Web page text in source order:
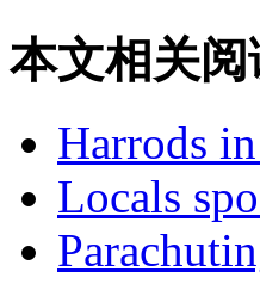
本文相关阅
Harrods
Locals